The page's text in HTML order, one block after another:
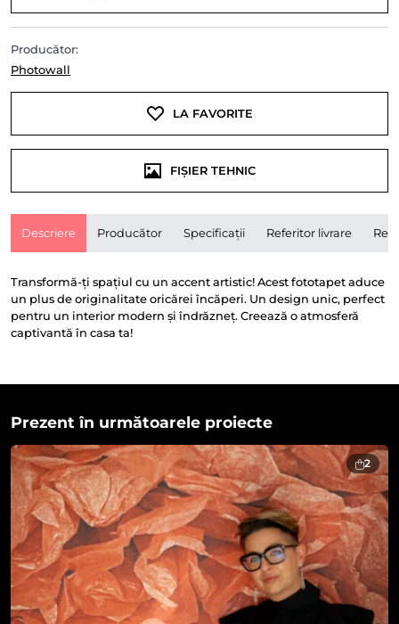
Producător:
Photowall
LA FAVORITE
FIȘIER TEHNIC
Descriere Producător Specificații Referitor livrare
Transformă-ți spațiul cu un accent artistic! Acest fototapet aduce
un plus de originalitate oricărei încăperi. Un design unic, perfect
pentru un interior modern și îndrăzneț. Creează o atmosferă
captivantă în casa ta!
Prezent în următoarele proiecte
2